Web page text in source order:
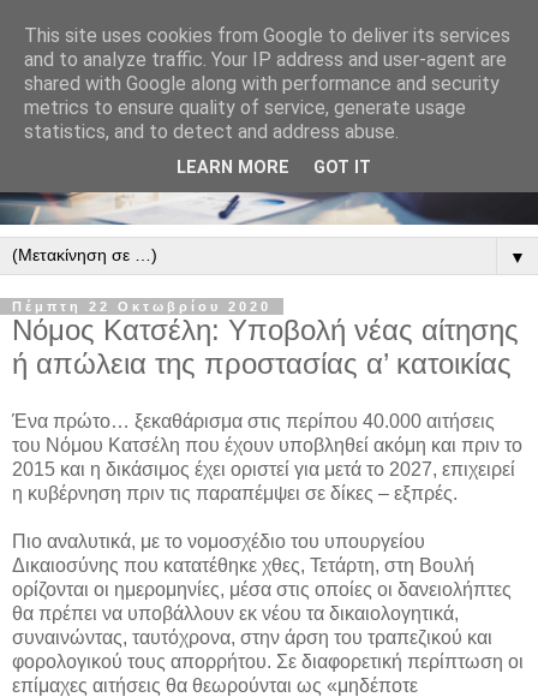
▼
Πέμπτη 22 Οκτωβρίου 2020
Νόμος Κατσέλη: Υποβολή νέας αίτησης
ή απώλεια της προστασίας α’ κατοικίας
Ένα πρώτο… ξεκαθάρισμα στις περίπου 40.000 αιτήσεις
του Νόμου Κατσέλη που έχουν υποβληθεί ακόμη και πριν το
2015 και η δικάσιμος έχει οριστεί για μετά το 2027, επιχειρεί
η κυβέρνηση πριν τις παραπέμψει σε δίκες – εξπρές.
Πιο αναλυτικά, με το νομοσχέδιο του υπουργείου
Δικαιοσύνης που κατατέθηκε χθες, Τετάρτη, στη Βουλή
ορίζονται οι ημερομηνίες, μέσα στις οποίες οι δανειολήπτες
θα πρέπει να υποβάλλουν εκ νέου τα δικαιολογητικά,
συναινώντας, ταυτόχρονα, στην άρση του τραπεζικού και
φορολογικού τους απορρήτου. Σε διαφορετική περίπτωση οι
επίμαχες αιτήσεις θα θεωρούνται ως «μηδέποτε
This site uses cookies from Google to deliver its services
and to analyze traffic. Your IP address and user-agent are
shared with Google along with performance and security
metrics to ensure quality of service, generate usage
statistics, and to detect and address abuse.
LEARN MORE GOT IT